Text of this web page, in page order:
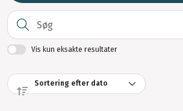
Vis kun eksakte resultater